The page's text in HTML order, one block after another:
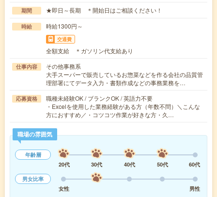
期間 ★即日～長期 ＊開始日はご相談ください！
時給 時給1300円～
交通費
全額支給 ＊ガソリン代支給あり
仕事内容
その他事務系
大手スーパーで販売しているお惣菜などを作る会社の品質管
理部署にてデータ入力・書類作成などの事務業務を…
応募資格
職種未経験OK / ブランクOK / 英語力不要
・Excelを使用した業務経験がある方（年数不問）＼こんな
方におすすめ／・コツコツ作業が好きな方・久…
職場の雰囲気
年齢層
20代
30代 40代 50代
60代
男女比率
女性
男性